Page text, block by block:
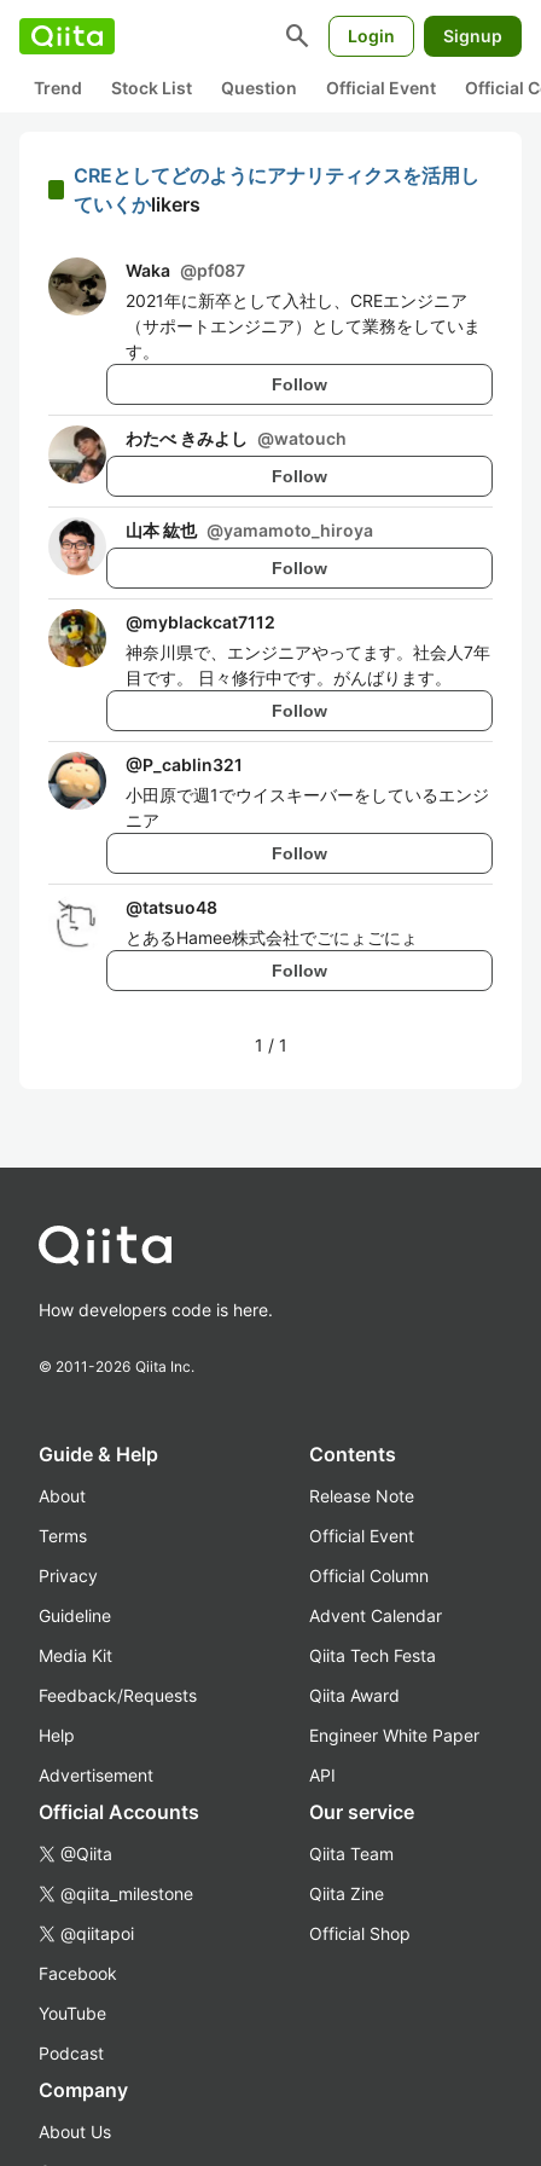
search Login Signup
Trend Stock List Question Official Event Official
CREとしてどのようにアナリティクスを活用し
ていくかlikers
Waka @pf087
2021年に新卒として入社し、CREエンジニア
（サポートエンジニア）として業務をしていま
す。
Follow
わたべ きみよし @watouch
Follow
山本 紘也 @yamamoto_hiroya
Follow
@myblackcat7112
神奈川県で、エンジニアやってます。社会人7年
目です。 日々修行中です。がんばります。
Follow
@P_cablin321
小田原で週1でウイスキーバーをしているエンジ
ニア
Follow
@tatsuo48
とあるHamee株式会社でごにょごにょ
Follow
1 / 1
How developers code is here.
© 2011-2026 Qiita Inc.
Guide & Help
About
Terms
Privacy
Guideline
Media Kit
Feedback/Requests
Help
Advertisement
Contents
Release Note
Official Event
Official Column
Advent Calendar
Qiita Tech Festa
Qiita Award
Engineer White Paper
API
Official Accounts
@Qiita
@qiita_milestone
@qiitapoi
Facebook
YouTube
Podcast
Our service
Qiita Team
Qiita Zine
Official Shop
Company
About Us